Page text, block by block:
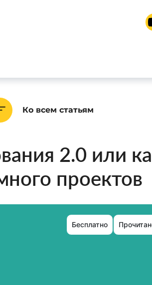
Ко всем статьям
2.0 или
проектов
Бесплатно